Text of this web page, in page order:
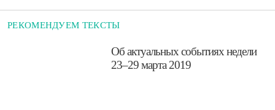
РЕКОМЕНДУЕМ ТЕКСТЫ
​Об актуальных событиях недели
23–29 марта 2019